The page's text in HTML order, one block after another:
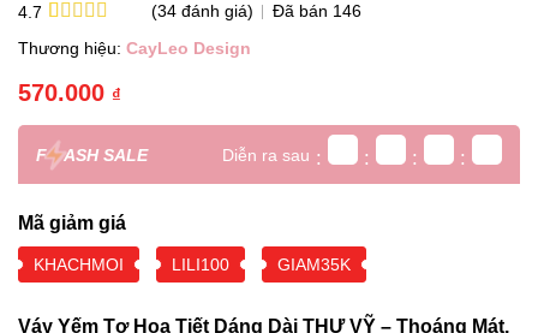
4.7
trên 5
dựa trên
(34đánh giá) Đã bán 146
Thương hiệu: CayLeo Design
570.000 ₫
F ASH SALE Diễn ra sau : : : :
Mã giảm giá
KHACHMOI LILI100 GIAM35K
Váy Yếm Tơ Họa Tiết Dáng Dài THƯ VỸ – Thoáng Mát,